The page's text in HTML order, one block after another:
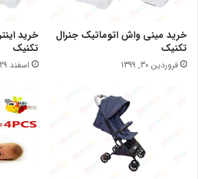
خرید مینی واش اتوماتیک جنرال
تکنیک
فروردین 30, 1399
خرید
تکنیک
اسفند 29, 1398